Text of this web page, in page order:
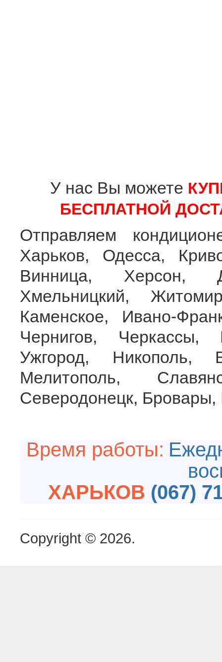
У нас Вы можете
БЕСПЛАТНОЙ
Отправляем
Харьков, Одесса,
Винница, Херсон,
Хмельницкий,
Каменское, Ивано-
Чернигов, Черкассы,
Ужгород, Никополь,
Мелитополь,
Северодонецк, Бровары,
Время работы:
ХАРЬКОВ (067)
Copyright © 2026.